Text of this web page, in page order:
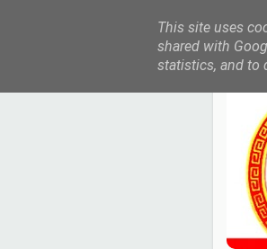
This site uses
shared with
statistics, and to